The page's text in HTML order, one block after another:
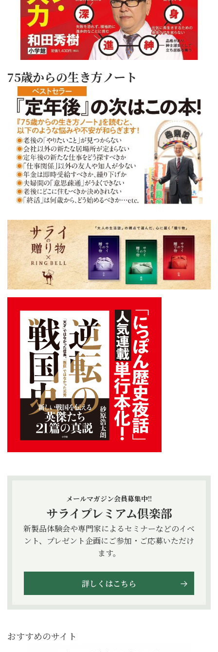
75歳からの生き方ノート
メールマガジン会員募集中!!
サライプレミアム倶楽部
新製品体験会や専門家によるセミナーなどのイベ
ント、プレゼント企画にご参加・ご応募いただけ
ます。
詳しくはこちら
おすすめのサイト